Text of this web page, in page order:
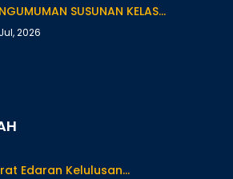
SUSUNAN KELAS…
2026
Edaran Kelulusan…